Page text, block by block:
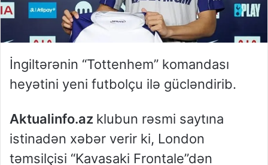
İngiltərənin “Tottenhem” komandası
heyətini yeni futbolçu ilə gücləndirib.
Aktualinfo.az klubun rəsmi saytına
istinadən xəbər verir ki, London
təmsilçisi “Kavasaki Frontale”dən